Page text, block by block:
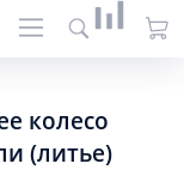
колесо
(литье)